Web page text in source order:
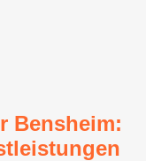
Bensheim: